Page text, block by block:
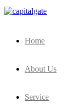
Home
About Us
Service